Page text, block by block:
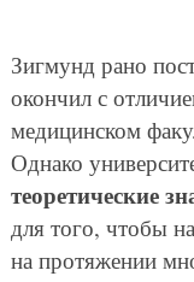
Зигмунд рано
окончил с
медицинском
Однако
теоретические
для того, чтобы
на протяжении